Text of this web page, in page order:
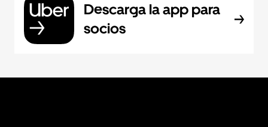
Descarga la app para
socios